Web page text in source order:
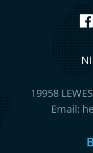
19958
Email: